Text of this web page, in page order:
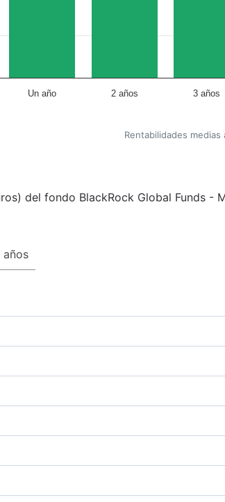
Un año 2 años 3 años
Rentabilidades
del fondo BlackRock Global Funds -
años